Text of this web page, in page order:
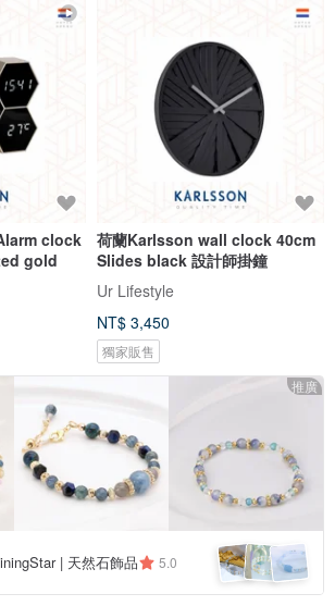
clock
gold
荷蘭Karlsson wall clock 40cm
Slides black 設計師掛鐘
Ur Lifestyle
NT$ 3,450
獨家販售
推廣
| 天然石飾品 5.0